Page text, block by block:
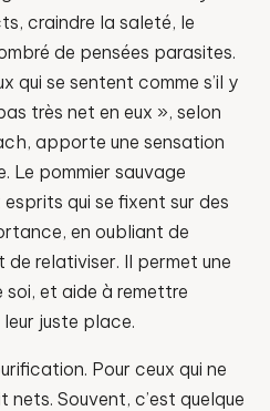
craindre la saleté, le
de pensées parasites.
qui se sentent comme s’il y
très net en eux », selon
apporte une sensation
Le pommier sauvage
esprits qui se fixent sur des
en oubliant de
relativiser. Il permet une
et aide à remettre
juste place.
Pour ceux qui ne
Souvent, c’est quelque